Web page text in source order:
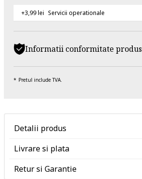
+3,99 lei Servicii operationale
Informatii conformitate produs
Pretul include TVA.
Detalii produs
Livrare si plata
Retur si Garantie